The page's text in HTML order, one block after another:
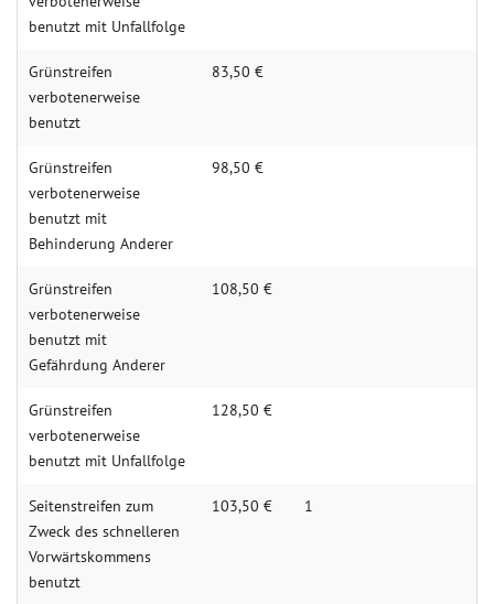
benutzt mit Unfallfolge
Grünstreifen
verbotenerweise
benutzt
83,50 €
Grünstreifen
verbotenerweise
benutzt mit
Behinderung Anderer
98,50 €
Grünstreifen
verbotenerweise
benutzt mit
Gefährdung Anderer
108,50 €
Grünstreifen
verbotenerweise
benutzt mit Unfallfolge
128,50 €
Seitenstreifen zum
Zweck des schnelleren
Vorwärts­kommens
benutzt
103,50 € 1